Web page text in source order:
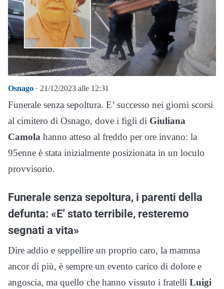
Osnago · 21/12/2023 alle 12:31
Funerale senza sepoltura. E’ successo nei giorni scorsi
al cimitero di Osnago, dove i figli di Giuliana
Camola hanno atteso al freddo per ore invano: la
95enne è stata inizialmente posizionata in un loculo
provvisorio.
Funerale senza sepoltura, i parenti della
defunta: «E’ stato terribile, resteremo
segnati a vita»
Dire addio e seppellire un proprio caro, la mamma
ancor di più, è sempre un evento carico di dolore e
angoscia, ma quello che hanno vissuto i fratelli Luigi